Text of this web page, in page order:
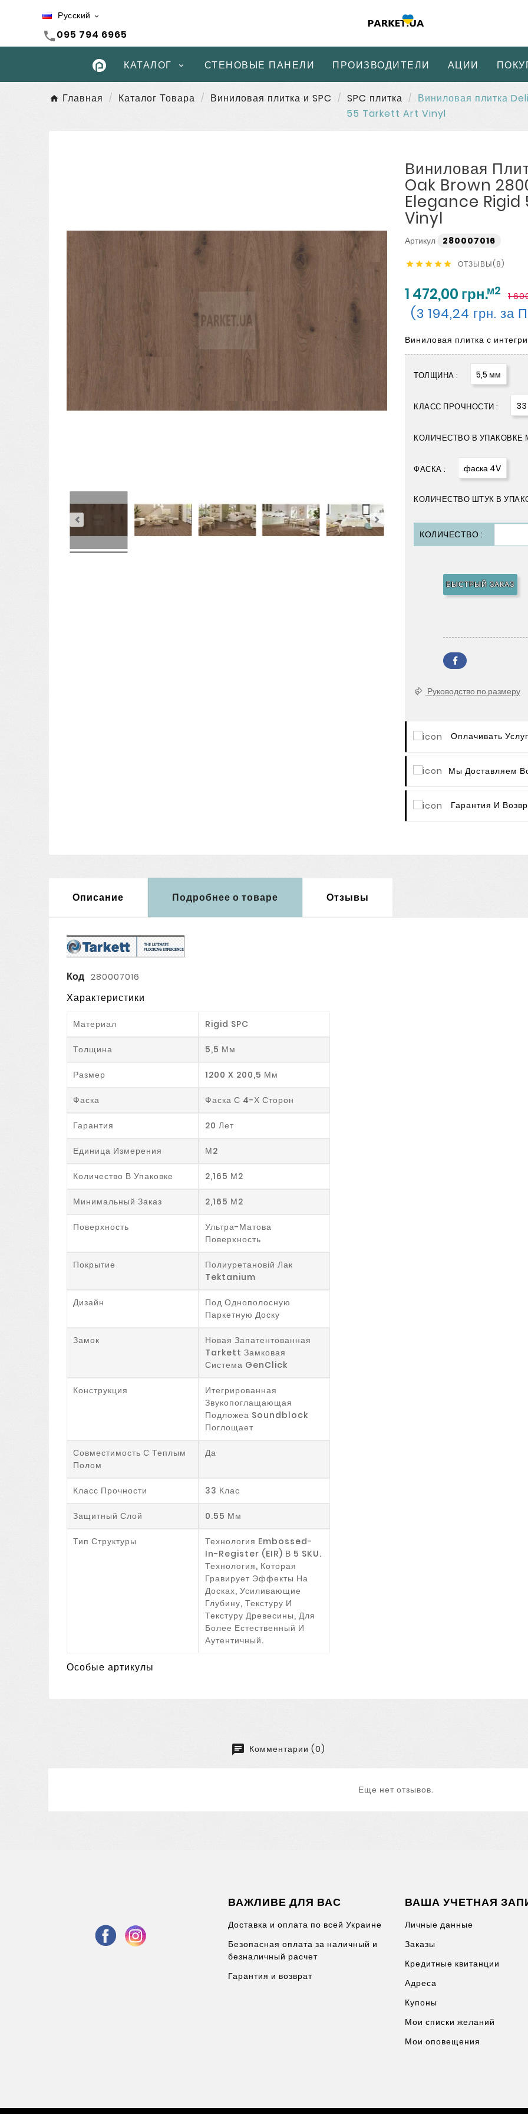
Русский 
call095 794 6965
КАТАЛОГ СТЕНОВЫЕ ПАНЕЛИ ПРОИЗВОДИТЕЛИ АЦИИ
Главная Каталог Товара Виниловая плитка и SPC SPC плитка
Виниловая плитка
55 Tarkett Art Vinyl
Виниловая
Oak Brown
Elegance
Vinyl
Артикул 280007016
     ОТЗЫВЫ(8)
1 472,00 грн.м2 1
(3 194,24 грн. за
Виниловая плитка с
ТОЛЩИНА : 5,5 мм
КЛАСС ПРОЧНОСТИ : 33
КОЛИЧЕСТВО В УПАКОВКЕ
ФАСКА : фаска 4V
КОЛИЧЕСТВО ШТУК В
КОЛИЧЕСТВО :
БЫСТРЫЙ ЗАКАЗ
Руководство по размеру
Оплачивать
Мы Доставляем
Гарантия И
Описание Подробнее о товаре Отзывы
Код 280007016
Характеристики
Материал Rigid SPC
Толщина 5,5 Мм
Размер 1200 X 200,5 Мм
Фаска Фаска С 4-Х Сторон
Гарантия 20 Лет
Единица Измерения М2
Количество В Упаковке 2,165 М2
Минимальный Заказ 2,165 М2
Поверхность
Ультра-Матова
Поверхность
Покрытие
Полиуретановій Лак
Tektanium
Дизайн
Под Однополосную
Паркетную Доску
Замок
Новая Запатентованная
Tarkett Замковая
Система GenClick
Конструкция
Итегрированная
Звукопоглащающая
Подложеа Soundblock
Поглощает
Совместимость С Теплым
Полом
Да
Класс Прочности 33 Клас
Защитный Слой 0.55 Мм
Тип Структуры
Технология Embossed-
In-Register (EIR) В 5 SKU.
Технология, Которая
Гравирует Эффекты На
Досках, Усиливающие
Глубину, Текстуру И
Текстуру Древесины, Для
Более Естественный И
Аутентичный.
Особые артикулы
Комментарии (0)
Еще нет отзывов.
ВАЖЛИВЕ ДЛЯ ВАС
Доставка и оплата по всей Украине
Безопасная оплата за наличный и
безналичный расчет
Гарантия и возврат
ВАША УЧЕТНАЯ
Личные данные
Заказы
Кредитные квитанции
Адреса
Купоны
Мои списки желаний
Мои оповещения